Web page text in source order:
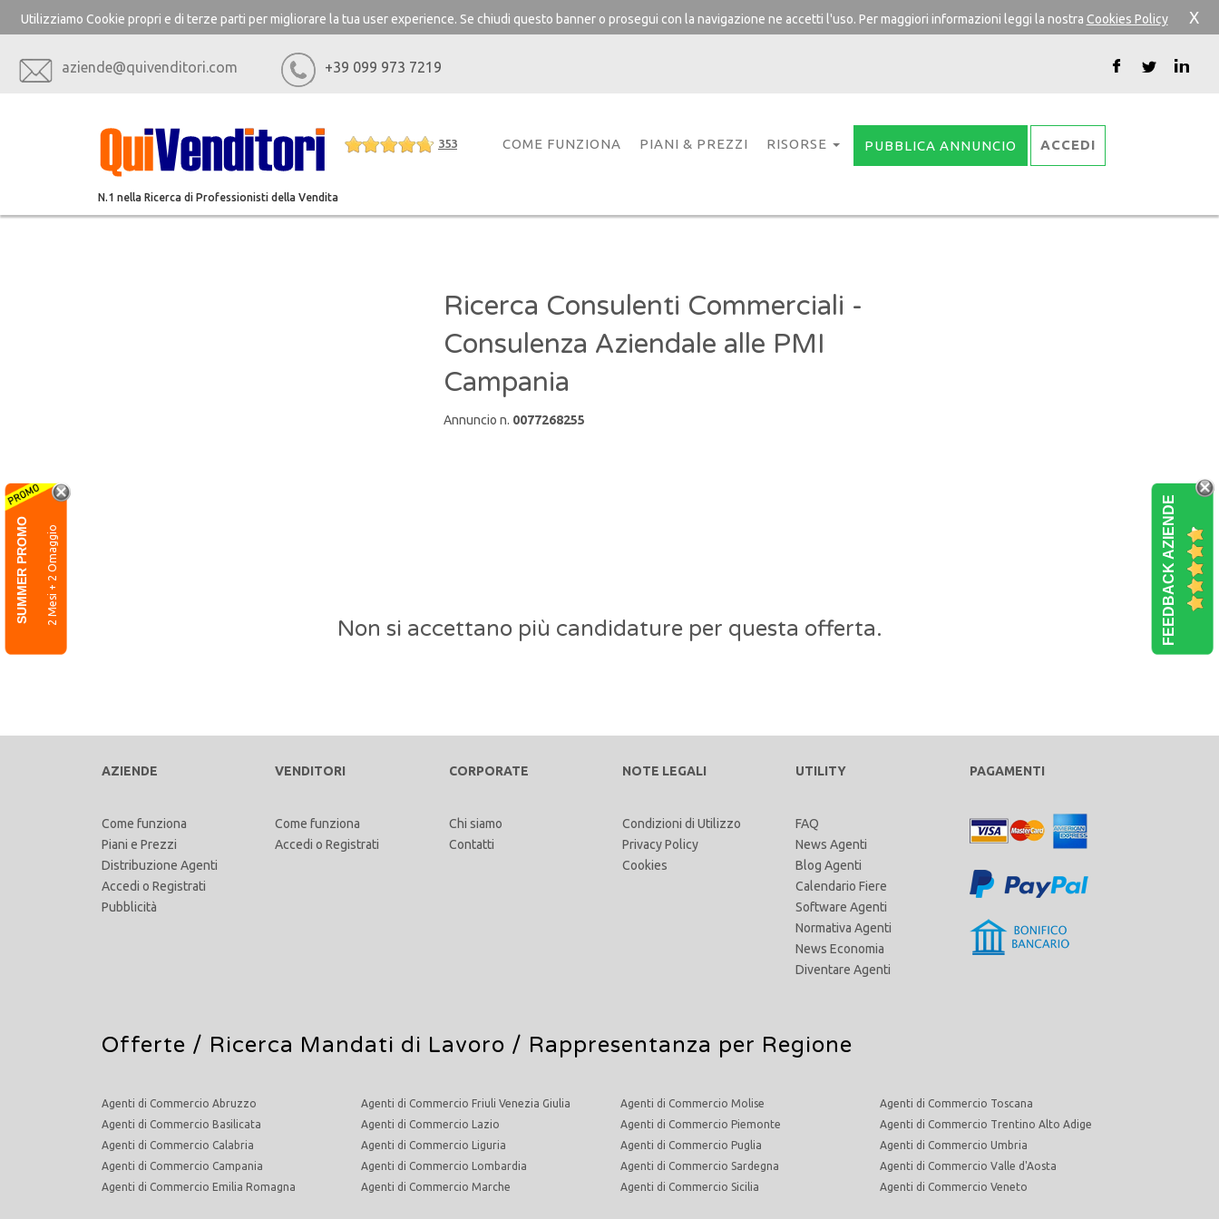
Utilizziamo Cookie propri e di terze parti per migliorare la tua user experience. Se chiudi questo banner o prosegui con la navigazione ne accetti l'uso. Per maggiori informazioni leggi la nostra Cookies Policy X
aziende@quivenditori.com +39 099 973 7219
353
N.1 nella Ricerca di Professionisti della Vendita
COME FUNZIONA PIANI & PREZZI RISORSE PUBBLICA ANNUNCIO ACCEDI
FEEDBACK AZIENDE
SUMMER PROMO 2 Mesi + 2 Omaggio
Ricerca Consulenti Commerciali -
Consulenza Aziendale alle PMI
Campania
Annuncio n. 0077268255
Non si accettano più candidature per questa offerta.
AZIENDE
Come funziona
Piani e Prezzi
Distribuzione Agenti
Accedi o Registrati
Pubblicità
VENDITORI
Come funziona
Accedi oRegistrati
CORPORATE
Chi siamo
Contatti
NOTE LEGALI
Condizioni di Utilizzo
Privacy Policy
Cookies
UTILITY
FAQ
News Agenti
Blog Agenti
Calendario Fiere
Software Agenti
Normativa Agenti
News Economia
Diventare Agenti
PAGAMENTI
Offerte / Ricerca Mandati di Lavoro / Rappresentanza per Regione
Agenti di Commercio Abruzzo
Agenti di Commercio Basilicata
Agenti di Commercio Calabria
Agenti di Commercio Campania
Agenti di Commercio Emilia Romagna
Agenti di Commercio Friuli Venezia Giulia
Agenti di Commercio Lazio
Agenti di Commercio Liguria
Agenti di Commercio Lombardia
Agenti di Commercio Marche
Agenti di Commercio Molise
Agenti di Commercio Piemonte
Agenti di Commercio Puglia
Agenti di Commercio Sardegna
Agenti di Commercio Sicilia
Agenti di Commercio Toscana
Agenti di Commercio Trentino Alto Adige
Agenti di Commercio Umbria
Agenti di Commercio Valle d'Aosta
Agenti di Commercio Veneto